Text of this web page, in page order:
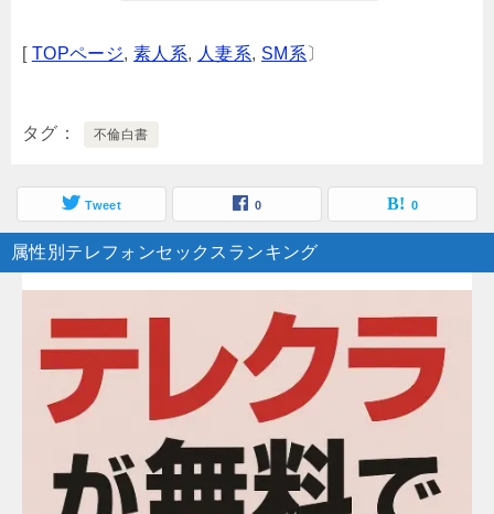
[ TOPページ,素人系, 人妻系, SM系 〕
タグ 不倫白書
Tweet 0 0
属性別テレフォンセックスランキング